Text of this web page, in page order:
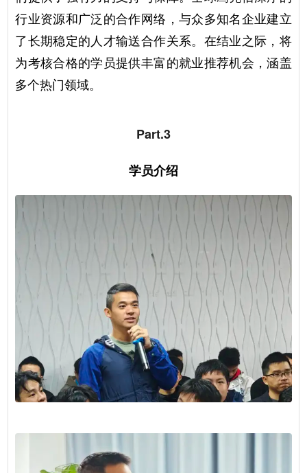
行业资源和广泛的合作网络，与众多知名企业建立
了长期稳定的人才输送合作关系。在结业之际，将
为考核合格的学员提供丰富的就业推荐机会，涵盖
多个热门领域。
Part.3
学员介绍